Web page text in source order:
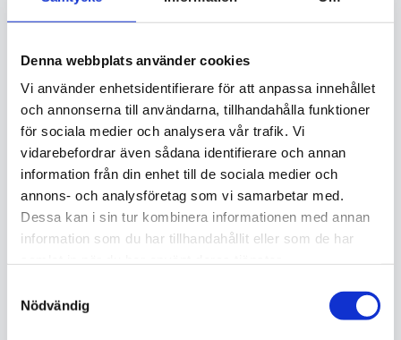
Denna webbplats använder cookies
Vi använder enhetsidentifierare för att anpassa innehållet
och annonserna till användarna, tillhandahålla funktioner
för sociala medier och analysera vår trafik. Vi
vidarebefordrar även sådana identifierare och annan
information från din enhet till de sociala medier och
annons- och analysföretag som vi samarbetar med.
Dessa kan i sin tur kombinera informationen med annan
information som du har tillhandahållit eller som de har
Nödvändig
Cykel- och barnvagnsrum
Soprum och återvinning
Tvättstuga (tillval)
Garageytor (tillval)
Anpassat efter er förening